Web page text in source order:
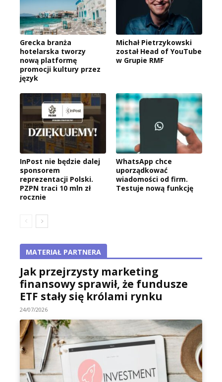
Grecka branża
hotelarska tworzy
nową platformę
promocji kultury przez
język
Michał Pietrzykowski
został Head of YouTube
w Grupie RMF
InPost nie będzie dalej
sponsorem
reprezentacji Polski.
PZPN traci 10 mln zł
rocznie
WhatsApp chce
uporządkować
wiadomości od firm.
Testuje nową funkcję
MATERIAŁ PARTNERA
Jak przejrzysty marketing
finansowy sprawił, że fundusze
ETF stały się królami rynku
24/07/2026